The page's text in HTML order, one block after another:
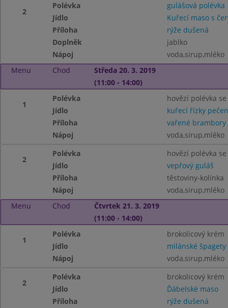
2
Polévka
gulášová polévka
Jídlo
Kuřecí maso s
Příloha
rýže dušená
Doplněk
jablko
Nápoj
voda,sirup,mléko
Menu
Chod
Středa 20. 3. 2019
(11:00 - 14:00)
1
Polévka
hovězí polévka
Jídlo
kuřecí řízky
Příloha
vařené brambory
Nápoj
voda,sirup,mléko
2
Polévka
hovězí polévka
Jídlo
vepřový guláš
Příloha
těstoviny-kolínka
Nápoj
voda,sirup,mléko
Menu
Chod
Čtvrtek 21. 3. 2019
(11:00 - 14:00)
1
Polévka
brokolicový krém
Jídlo
milánské špagety
Nápoj
voda,sirup,mléko
2
Polévka
brokolicový krém
Jídlo
Ďábelské maso
Příloha
rýže dušená